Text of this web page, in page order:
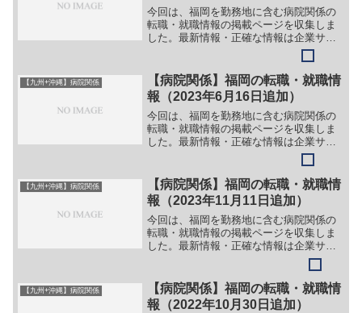
今回は、福岡を勤務地に含む病院関係の
転職・就職情報の掲載ページを収集しま
した。最新情報・正確な情報は企業サイ
トでご確認ください。①【会社名】医療
法人 うえの病院【職務】［正職員］＞
＞（１）看護師（地域医療連携室）＞＞
（２）看護師（外来）＞＞...
【九州+沖縄】病院関係
【病院関係】福岡の転職・就職情
報（2023年6月16日追加）
今回は、福岡を勤務地に含む病院関係の
転職・就職情報の掲載ページを収集しま
した。最新情報・正確な情報は企業サイ
トでご確認ください。①【会社名】医療
法人社団 高邦会 福岡中央病院【職
務】［正職員］＞＞（１）看護師＞＞
（２）看護助手＞＞（３）薬剤...
【九州+沖縄】病院関係
【病院関係】福岡の転職・就職情
報（2023年11月11日追加）
今回は、福岡を勤務地に含む病院関係の
転職・就職情報の掲載ページを収集しま
した。最新情報・正確な情報は企業サイ
トでご確認ください。①【会社名】訪問
看護ステーション えみゅ【職務】［正社
員・パート］＞＞（１）正看護師＞＞
（２）准看護師【ガイド】...
【九州+沖縄】病院関係
【病院関係】福岡の転職・就職情
報（2022年10月30日追加）